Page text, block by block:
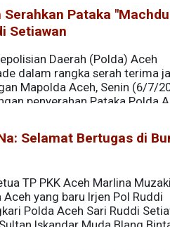
upacara sertijab
hingga ST/1341/VI/KEP/2026
jabatan di lingkungan
Pataka
Setiawan
Daerah (Polda) Aceh
dalam rangka serah terima
Mapolda Aceh, Senin (6/7/
penyerahan Pataka Polda
Ali Basyah, M.M., kepada
estafet kepemimpinan dan
Selamat Bertugas di
TP PKK Aceh Marlina
yang baru Irjen Pol Ruddi
Polda Aceh Sari Ruddi
Iskandar Muda Blang